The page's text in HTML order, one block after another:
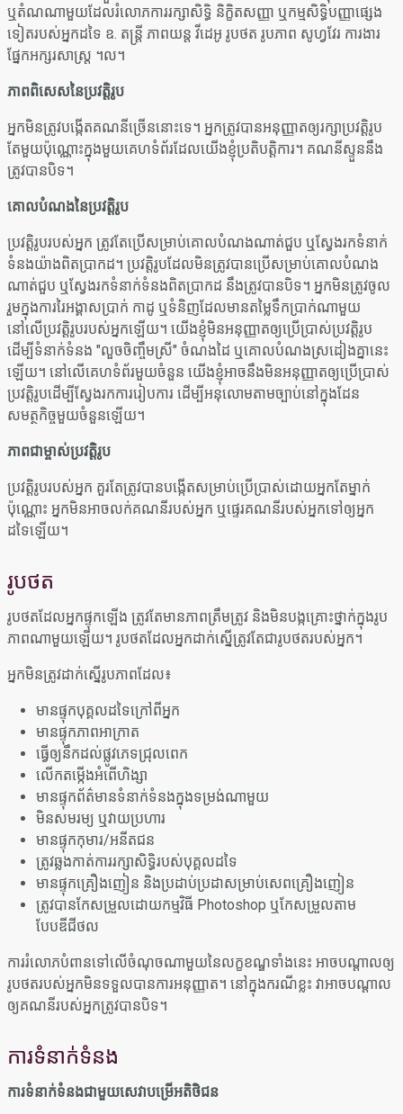
ឬតំណណាមួយដែលរំលោភការរក្សាសិទ្ធិ និក្ខិតសញ្ញា ឬកម្មសិទ្ធិបញ្ញាផ្សេង
ទៀតរបស់អ្នកដទៃ ឧ. តន្ត្រី ភាពយន្ត វីដេអូ រូបថត រូបភាព សូហ្វវែរ ការងារ
ផ្នែកអក្សរសាស្ត្រ ។ល។
ភាពពិសេសនៃប្រវត្តិរូប
អ្នកមិនត្រូវបង្កើតគណនីច្រើននោះទេ។ អ្នកត្រូវបានអនុញ្ញាតឲ្យរក្សាប្រវត្តិរូប
តែមួយប៉ុណ្ណោះក្នុងមួយគេហទំព័រដែលយើងខ្ញុំប្រតិបត្តិការ។ គណនីស្ទួននឹង
ត្រូវបានបិទ។
គោលបំណងនៃប្រវត្តិរូប
ប្រវត្តិរូបរបស់អ្នក ត្រូវតែប្រើសម្រាប់គោលបំណងណាត់ជួប ឬស្វែងរកទំនាក់
ទំនងយ៉ាងពិតប្រាកដ។ ប្រវត្តិរូបដែលមិនត្រូវបានប្រើសម្រាប់គោលបំណង
ណាត់ជួប ឬស្វែងរកទំនាក់ទំនងពិតប្រាកដ នឹងត្រូវបានបិទ។ អ្នកមិនត្រូវចូល
រួមក្នុងការរៃអង្គាសប្រាក់ កាដូ ឬទំនិញដែលមានតម្លៃទឹកប្រាក់ណាមួយ
នៅលើប្រវត្តិរូបរបស់អ្នកឡើយ។ យើងខ្ញុំមិនអនុញ្ញាតឲ្យប្រើប្រាស់ប្រវត្តិរូប
ដើម្បីទំនាក់ទំនង "លួចចិញ្ចឹមស្រី" ចំណងដៃ ឬគោលបំណងស្រដៀងគ្នានេះ
ឡើយ។ នៅលើគេហទំព័រមួយចំនួន យើងខ្ញុំអាចនឹងមិនអនុញ្ញាតឲ្យប្រើប្រាស់
ប្រវត្តិរូបដើម្បីស្វែងរកការរៀបការ ដើម្បីអនុលោមតាមច្បាប់នៅក្នុងដែន
សមត្ថកិច្ចមួយចំនួនឡើយ។
ភាពជាម្ចាស់ប្រវត្តិរូប
ប្រវត្តិរូបរបស់អ្នក គួរតែត្រូវបានបង្កើតសម្រាប់ប្រើប្រាស់ដោយអ្នកតែម្នាក់
ប៉ុណ្ណោះ អ្នកមិនអាចលក់គណនីរបស់អ្នក ឬផ្ទេរគណនីរបស់អ្នកទៅឲ្យអ្នក
ដទៃឡើយ។
រូបថត
រូបថតដែលអ្នកផ្ទុកឡើង ត្រូវតែមានភាពត្រឹមត្រូវ និងមិនបង្កគ្រោះថ្នាក់ក្នុងរូប
ភាពណាមួយឡើយ។ រូបថតដែលអ្នកដាក់ស្នើត្រូវតែជារូបថតរបស់អ្នក។
អ្នកមិនត្រូវដាក់ស្នើរូបភាពដែល៖
មានផ្ទុកបុគ្គលដទៃក្រៅពីអ្នក
មានផ្ទុកភាពអាក្រាត
ធ្វើឲ្យនឹកដល់ផ្លូវភេទជ្រុលពេក
លើកតម្កើងអំពើហិង្សា
មានផ្ទុកព័ត៌មានទំនាក់ទំនងក្នុងទម្រង់ណាមួយ
មិនសមរម្យ ឬវាយប្រហារ
មានផ្ទុកកុមារ/អនីតជន
ត្រូវឆ្លងកាត់ការរក្សាសិទ្ធិរបស់បុគ្គលដទៃ
មានផ្ទុកគ្រឿងញៀន និងប្រដាប់ប្រដាសម្រាប់សេពគ្រឿងញៀន
ត្រូវបានកែសម្រួលដោយកម្មវិធី Photoshop ឬកែសម្រួលតាម
បែបឌីជីថល
ការរំលោភបំពានទៅលើចំណុចណាមួយនៃលក្ខខណ្ឌទាំងនេះ អាចបណ្តាលឲ្យ
រូបថតរបស់អ្នកមិនទទួលបានការអនុញ្ញាត។ នៅក្នុងករណីខ្លះ វាអាចបណ្តាល
ឲ្យគណនីរបស់អ្នកត្រូវបានបិទ។
ការទំនាក់ទំនង
ការទំនាក់ទំនងជាមួយសេវាបម្រើអតិថិជន